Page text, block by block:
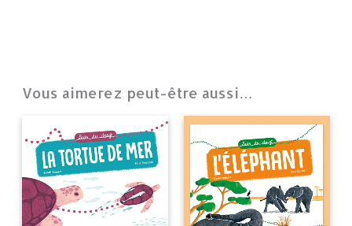
Vous aimerez peut-être aussi…